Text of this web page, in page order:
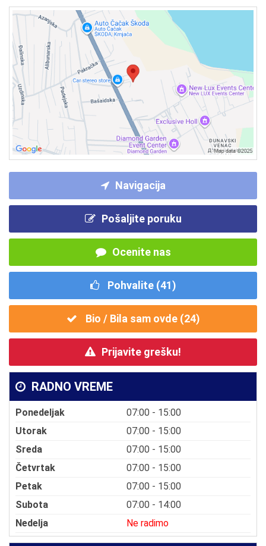
Navigacija
Pošaljite poruku
Ocenite nas
Pohvalite (41)
Bio / Bila sam ovde (24)
Prijavite grešku!
RADNO VREME
Ponedeljak
07:00 - 15:00
Utorak
07:00 - 15:00
Sreda
07:00 - 15:00
Četvrtak
07:00 - 15:00
Petak
07:00 - 15:00
Subota
07:00 - 14:00
Nedelja
Ne radimo